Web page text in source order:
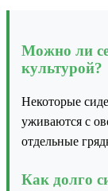
Можно ли
культурой?
Некоторые
уживаются с
отдельные
Как долго